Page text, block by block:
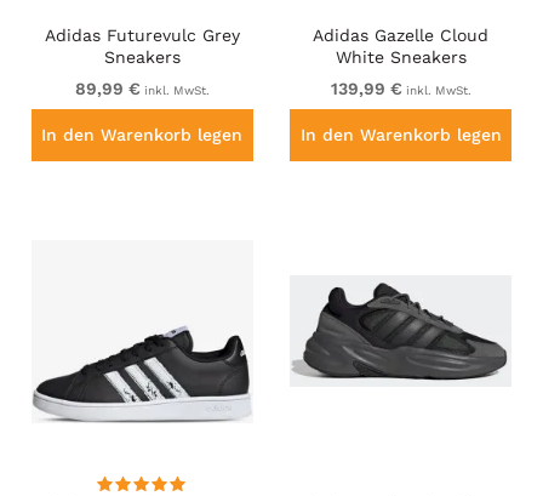
Adidas Futurevulc Grey
Sneakers
89,99 € inkl. MwSt.
In den Warenkorb legen
Adidas Gazelle Cloud
White Sneakers
139,99 € inkl. MwSt.
In den Warenkorb legen